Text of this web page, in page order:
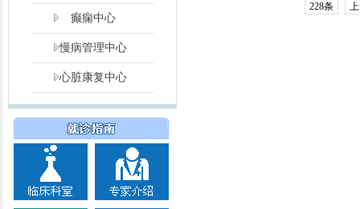
癫痫中心
慢病管理中心
心脏康复中心
228条